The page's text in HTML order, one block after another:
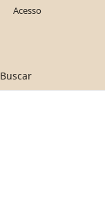
Buscar
Acesso